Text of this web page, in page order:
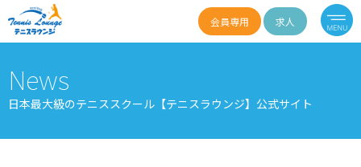
会員専用 求人
News
日本最大級のテニススクール【テニスラウンジ】公式サイト